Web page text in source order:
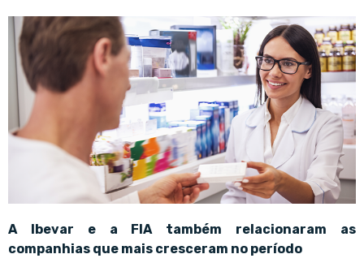
A Ibevar e a FIA também relacionaram as
companhias que mais cresceram no período